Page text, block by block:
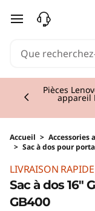
passer au
Pièces
appareil
Currently
Accueil > Accessories
> Sac à dos pour
LIVRAISON RAPIDE
Sac à dos 16"
GB400